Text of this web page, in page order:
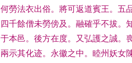
何勞法衣出俗。 將可返道賓王。五
四千餘僧未勞傍及 。融確乎不拔。
于本邑。後方在度。 又弘護之誠。
兩示其化迹。 永徽之中。睦州妖女